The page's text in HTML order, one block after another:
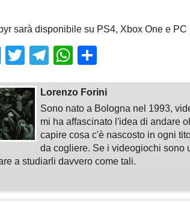
sarà disponibile su PS4, Xbox One e PC
Facebook
TwitterTelegram
WhatsApp
Lorenzo Forini
Sono nato a Bologna nel 1993,
mi ha affascinato l'idea di andare
capire cosa c'è nascosto in ogni
da cogliere. Se i videogiochi sono
a studiarli davvero come tali.